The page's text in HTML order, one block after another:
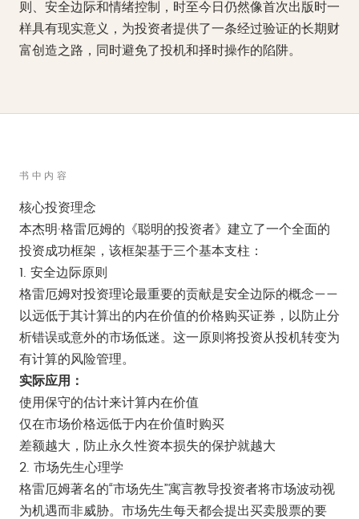
则、安全边际和情绪控制，时至今日仍然像首次出版时一
样具有现实意义，为投资者提供了一条经过验证的长期财
富创造之路，同时避免了投机和择时操作的陷阱。
书中内容
核心投资理念
本杰明·格雷厄姆的《聪明的投资者》建立了一个全面的
投资成功框架，该框架基于三个基本支柱：
1. 安全边际原则
格雷厄姆对投资理论最重要的贡献是安全边际的概念——
以远低于其计算出的内在价值的价格购买证券，以防止分
析错误或意外的市场低迷。这一原则将投资从投机转变为
有计算的风险管理。
实际应用：
使用保守的估计来计算内在价值
仅在市场价格远低于内在价值时购买
差额越大，防止永久性资本损失的保护就越大
2. 市场先生心理学
格雷厄姆著名的“市场先生”寓言教导投资者将市场波动视
为机遇而非威胁。市场先生每天都会提出买卖股票的要